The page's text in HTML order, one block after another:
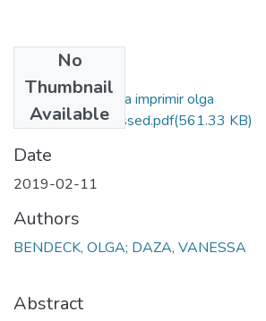
No
Thumbnail
Available
proyecto final-para imprimir olga
bendeck_compressed.pdf(561.33 KB)
Date
2019-02-11
Authors
BENDECK, OLGA; DAZA, VANESSA
Abstract